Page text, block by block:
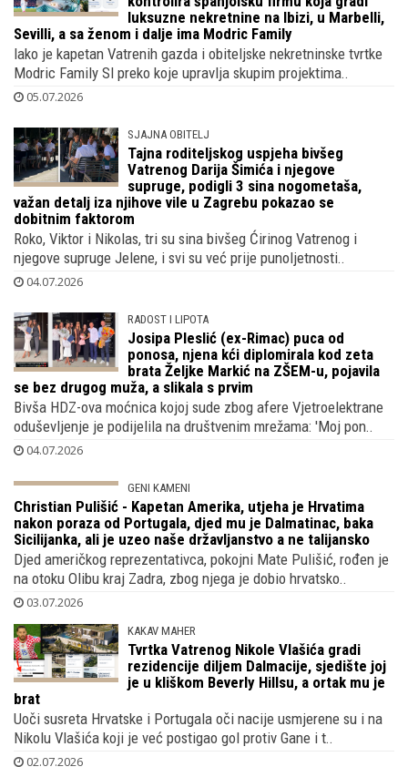
Luka Modrić s ortacima od 2025.
kontrolira španjolsku firmu koja gradi
luksuzne nekretnine na Ibizi, u Marbelli,
Sevilli, a sa ženom i dalje ima Modric Family
Iako je kapetan Vatrenih gazda i obiteljske nekretninske tvrtke
Modric Family Sl preko koje upravlja skupim projektima..
SJAJNA OBITELJ
Tajna roditeljskog uspjeha bivšeg
Vatrenog Darija Šimića i njegove
supruge, podigli 3 sina nogometaša,
važan detalj iza njihove vile u Zagrebu pokazao se
dobitnim faktorom
Roko, Viktor i Nikolas, tri su sina bivšeg Ćirinog Vatrenog i
njegove supruge Jelene, i svi su već prije punoljetnosti..
RADOST I LIPOTA
Josipa Pleslić (ex-Rimac) puca od
ponosa, njena kći diplomirala kod zeta
brata Željke Markić na ZŠEM-u, pojavila
se bez drugog muža, a slikala s prvim
Bivša HDZ-ova moćnica kojoj sude zbog afere Vjetroelektrane
oduševljenje je podijelila na društvenim mrežama: 'Moj pon..
GENI KAMENI
Christian Pulišić - Kapetan Amerika,
utjeha je Hrvatima nakon poraza od
Portugala, djed mu je Dalmatinac, baka
Sicilijanka, ali je uzeo naše državljanstvo a ne talijansko
Djed američkog reprezentativca, pokojni Mate Pulišić, rođen je
na otoku Olibu kraj Zadra, zbog njega je dobio hrvatsko..
03.07.2026
KAKAV MAHER
rezidencije diljem Dalmacije, sjedište joj
je u kliškom Beverly Hillsu, a ortak mu je